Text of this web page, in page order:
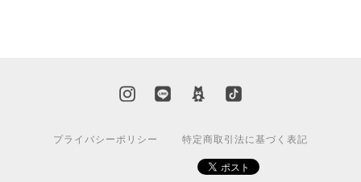
プライバシーポリシー 特定商取引法に基づく表記